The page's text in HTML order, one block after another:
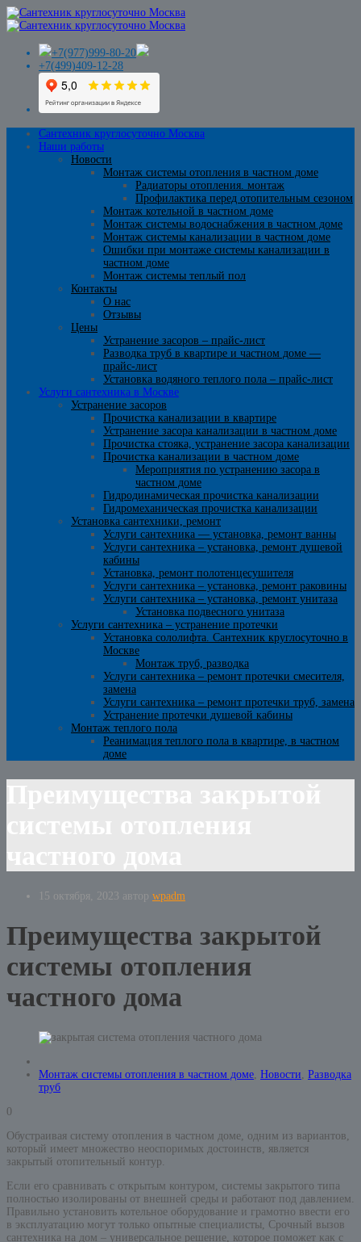
+7(977)999-80-20
+7(499)409-12-28
Сантехник круглосуточно Москва
Наши работы
Новости
Монтаж системы отопления в частном доме
Радиаторы отопления. монтаж
Профилактика перед отопительным сезоном
Монтаж котельной в частном доме
Монтаж системы водоснабжения в частном доме
Монтаж системы канализации в частном доме
Ошибки при монтаже системы канализации в
частном доме
Монтаж системы теплый пол
Контакты
О нас
Отзывы
Цены
Устранение засоров – прайс-лист
Разводка труб в квартире и частном доме —
прайс-лист
Установка водяного теплого пола – прайс-лист
Услуги сантехника в Москве
Устранение засоров
Прочистка канализации в квартире
Устранение засора канализации в частном доме
Прочистка стояка, устранение засора канализации
Прочистка канализации в частном доме
Мероприятия по устранению засора в
частном доме
Гидродинамическая прочистка канализации
Гидромеханическая прочистка канализации
Установка сантехники, ремонт
Услуги сантехника — установка, ремонт ванны
Услуги сантехника – установка, ремонт душевой
кабины
Установка, ремонт полотенцесушителя
Услуги сантехника – установка, ремонт раковины
Услуги сантехника – установка, ремонт унитаза
Установка подвесного унитаза
Услуги сантехника – устранение протечки
Установка сололифта. Сантехник круглосуточно в
Москве
Монтаж труб, разводка
Услуги сантехника – ремонт протечки смесителя,
замена
Услуги сантехника – ремонт протечки труб, замена
Устранение протечки душевой кабины
Монтаж теплого пола
Реанимация теплого пола в квартире, в частном
доме
15 октября, 2023 автор wpadm
Преимущества закрытой
системы отопления
частного дома
Монтаж системы отопления в частном доме, Новости, Разводка
труб
0
Обустраивая систему отопления в частном доме, одним из вариантов,
который имеет множество неоспоримых достоинств, является
закрытый отопительный контур.
Если его сравнивать с открытым контуром, системы закрытого типа
полностью изолированы от внешней среды и работают под давлением.
Правильно установить котельное оборудование и грамотно ввести его
в эксплуатацию могут только опытные специалисты, Срочный вызов
сантехника на дом – универсальное решение, которое поможет как с